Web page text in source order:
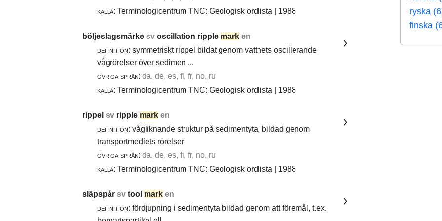
ryska
finska
källa: Terminologicentrum TNC: Geologisk ordlista | 1988
böljeslagsmärke sv oscillation ripple mark en
definition: symmetriskt rippel bildat genom vattnets oscillerande
vågrörelser över sedimen ...
övriga språk: da, de, es, fi, fr, no, ru
källa: Terminologicentrum TNC: Geologisk ordlista | 1988
rippel sv ripple mark en
definition: vågliknande struktur på sedimentyta, bildad genom
transportmediets rörelser
övriga språk: da, de, es, fi, fr, no, ru
källa: Terminologicentrum TNC: Geologisk ordlista | 1988
släpspår sv tool mark en
definition: fördjupning i sedimentyta bildad genom att föremål, t.ex.